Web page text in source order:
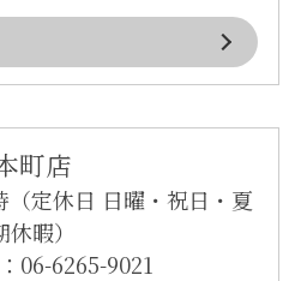
町店
（定休日 日曜・祝日・夏
休暇）
06-6265-9021